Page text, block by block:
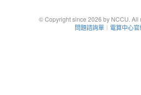
© Copyright since 2026 by NCCU. All
問題諮詢單 ｜ 電算中心官